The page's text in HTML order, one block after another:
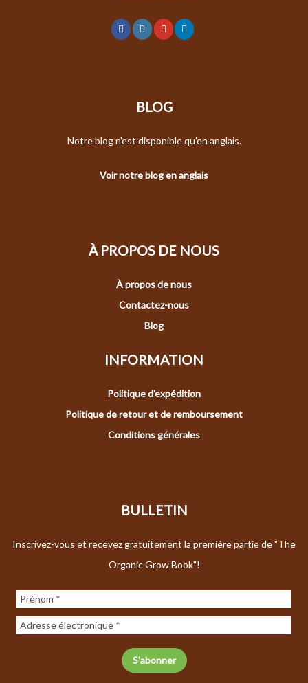
BLOG
Notre blog n'est disponible qu'en anglais.
Voir notre blog en anglais
À PROPOS DE NOUS
À propos de nous
Contactez-nous
Blog
INFORMATION
Politique d’expédition
Politique de retour et de remboursement
Conditions générales
BULLETIN
Inscrivez-vous et recevez gratuitement la première partie de "The
Organic Grow Book"!